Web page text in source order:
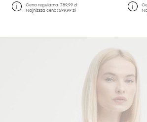
Cena regularna:789,99 zł
Najniższa cena:599,99 zł